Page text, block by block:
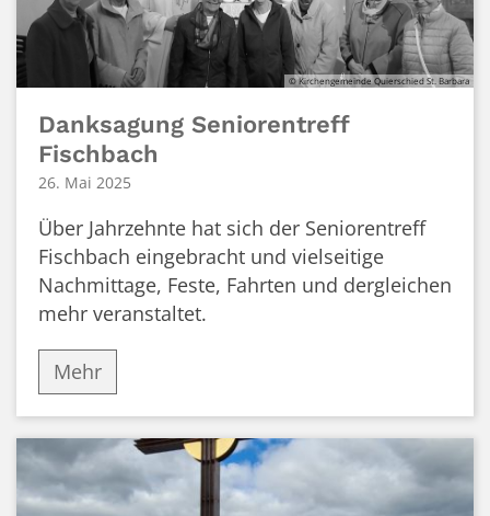
© Kirchengemeinde Quierschied St. Barbara
Danksagung Seniorentreff
Fischbach
26. Mai 2025
Über Jahrzehnte hat sich der Seniorentreff
Fischbach eingebracht und vielseitige
Nachmittage, Feste, Fahrten und dergleichen
mehr veranstaltet.
Mehr